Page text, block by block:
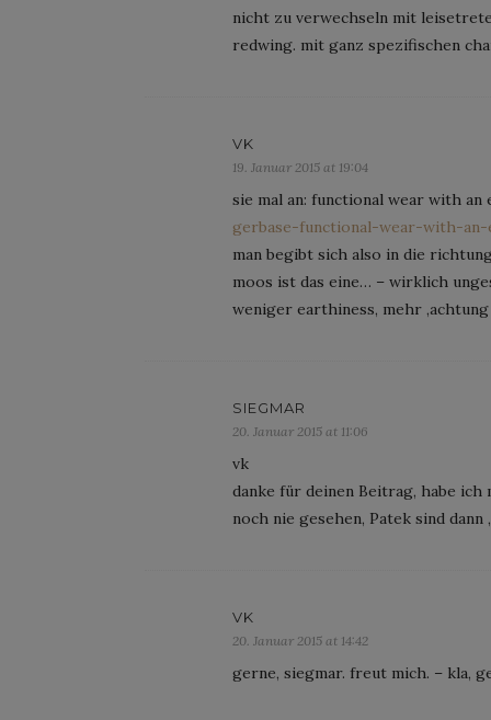
nicht zu verwechseln mit
redwing. mit ganz spezifischen
VK
19. Januar 2015 at 19:04
sie mal an: functional wear with an
gerbase-functional-wear-with-
man begibt sich also in die
moos ist das eine… – wirklich
weniger earthiness, mehr
SIEGMAR
20. Januar 2015 at 11:06
vk
danke für deinen Beitrag, habe ich
noch nie gesehen, Patek sind dann
VK
20. Januar 2015 at 14:42
gerne, siegmar. freut mich. – kla,